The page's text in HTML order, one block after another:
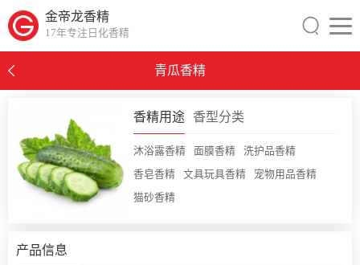
金帝龙香精
17年专注日化香精
青瓜香精
香精用途 香型分类
沐浴露香精 面膜香精 洗护品香精
香皂香精 文具玩具香精 宠物用品香精
猫砂香精
产品信息